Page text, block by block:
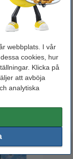
webbplats. I vår
cookies, hur
Klicka på
att avböja
analytiska